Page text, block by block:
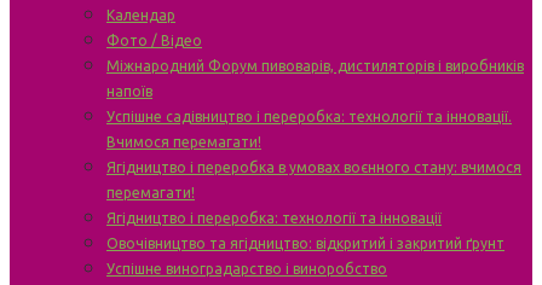
Календар
Фото / Відео
Міжнародний Форум пивоварів, дистиляторів і виробників
напоїв
Успішне садівництво і переробка: технології та інновації.
Вчимося перемагати!
Ягідництво і переробка в умовах воєнного стану: вчимося
перемагати!
Ягідництво і переробка: технології та інновації
Овочівництво та ягідництво: відкритий і закритий ґрунт
Успішне виноградарство і виноробство